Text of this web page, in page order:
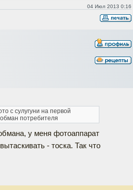
04 Июл 2013 0:16
с сулугуни на первой
потребителя
у меня фотоаппарат
- тоска. Так что